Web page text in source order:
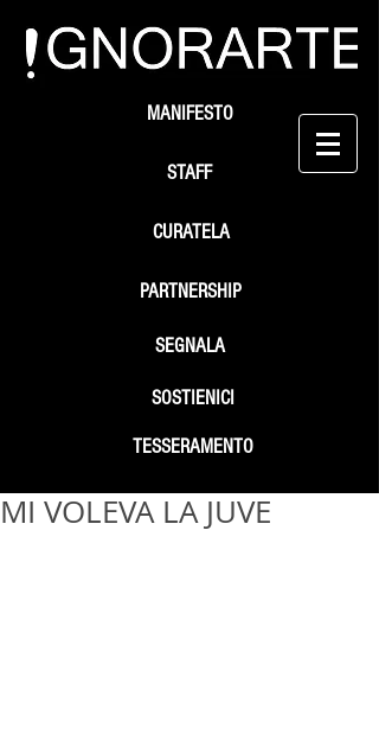
STAFF
SEGNALA
SOSTIENICI
MANIFESTO
PARTNERSHIP
TESSERAMENTO
CURATELA
MI VOLEVA LA JUVE